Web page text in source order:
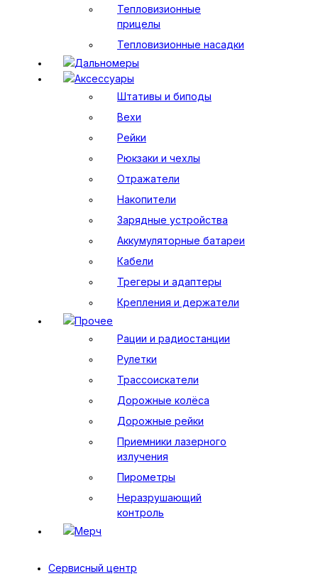
Тепловизионные
прицелы
Тепловизионные насадки
Дальномеры
Аксессуары
Штативы и биподы
Вехи
Рейки
Рюкзаки и чехлы
Отражатели
Накопители
Зарядные устройства
Аккумуляторные батареи
Кабели
Трегеры и адаптеры
Крепления и держатели
Прочее
Рации и радиостанции
Рулетки
Трассоискатели
Дорожные колёса
Дорожные рейки
Приемники лазерного
излучения
Пирометры
Неразрушающий
контроль
Мерч
Сервисный центр